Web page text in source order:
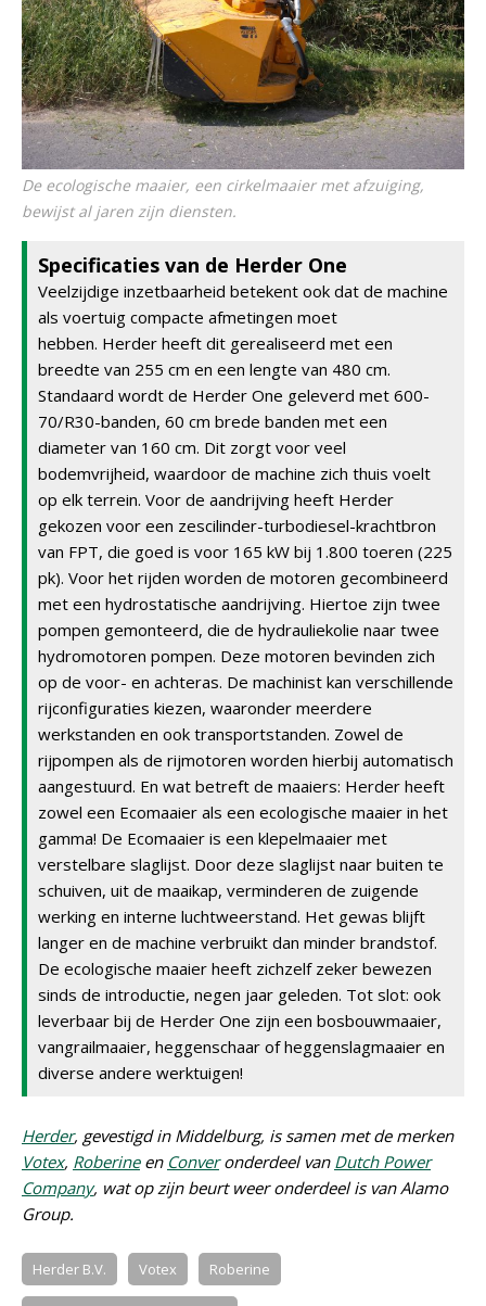
De ecologische maaier, een cirkelmaaier met afzuiging,
bewijst al jaren zijn diensten.
Specificaties van de Herder One
Veelzijdige inzetbaarheid betekent ook dat de machine
als voertuig compacte afmetingen moet
hebben. Herder heeft dit gerealiseerd met een
breedte van 255 cm en een lengte van 480 cm.
Standaard wordt de Herder One geleverd met 600-
70/R30-banden, 60 cm brede banden met een
diameter van 160 cm. Dit zorgt voor veel
bodemvrijheid, waardoor de machine zich thuis voelt
op elk terrein. Voor de aandrijving heeft Herder
gekozen voor een zescilinder-turbodiesel-krachtbron
van FPT, die goed is voor 165 kW bij 1.800 toeren (225
pk). Voor het rijden worden de motoren gecombineerd
met een hydrostatische aandrijving. Hiertoe zijn twee
pompen gemonteerd, die de hydrauliekolie naar twee
hydromotoren pompen. Deze motoren bevinden zich
op de voor- en achteras. De machinist kan verschillende
rijconfiguraties kiezen, waaronder meerdere
werkstanden en ook transportstanden. Zowel de
rijpompen als de rijmotoren worden hierbij automatisch
aangestuurd. En wat betreft de maaiers: Herder heeft
zowel een Ecomaaier als een ecologische maaier in het
gamma! De Ecomaaier is een klepelmaaier met
verstelbare slaglijst. Door deze slaglijst naar buiten te
schuiven, uit de maaikap, verminderen de zuigende
werking en interne luchtweerstand. Het gewas blijft
langer en de machine verbruikt dan minder brandstof.
De ecologische maaier heeft zichzelf zeker bewezen
sinds de introductie, negen jaar geleden. Tot slot: ook
leverbaar bij de Herder One zijn een bosbouwmaaier,
vangrailmaaier, heggenschaar of heggenslagmaaier en
diverse andere werktuigen!
Herder, gevestigd in Middelburg, is samen met de merken
Votex, Roberineen Converonderdeel van Dutch Power
Company, wat op zijn beurt weer onderdeel is van Alamo
Group.
Herder B.V. Votex Roberine